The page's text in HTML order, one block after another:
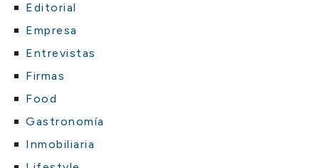
Editorial
Empresa
Entrevistas
Firmas
Food
Gastronomía
Inmobiliaria